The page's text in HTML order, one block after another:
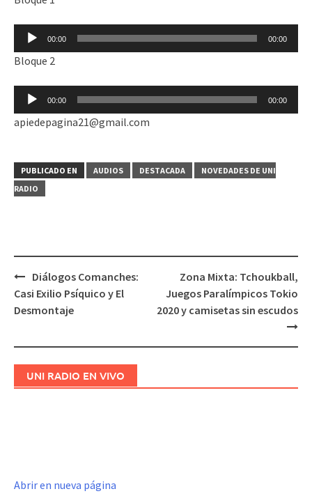
Reproductor
audio
00:00 00:00
Bloque 2
Reproductor
audio
00:00 00:00
apiedepagina21@gmail.com
PUBLICADO EN AUDIOS DESTACADA
NOVEDADES DE UNI
RADIO
Navegación
de
Diálogos Comanches:
Casi Exilio Psíquico y El
Desmontaje
Zona Mixta: Tchoukball,
Juegos Paralímpicos Tokio
2020 y camisetas sin escudos
UNI RADIO EN VIVO
Abrir en nueva página